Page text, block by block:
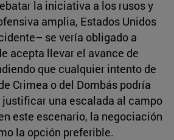
la iniciativa a los rusos y
amplia, Estados Unidos
se vería obligado a
acepta llevar el avance de
que cualquier intento de
Crimea o del Dombás podría
justificar una escalada al campo
este escenario, la negociación
la opción preferible.